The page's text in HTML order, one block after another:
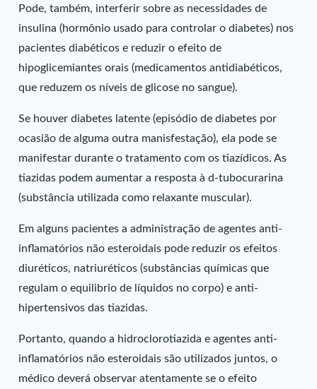
Pode, também, interferir sobre as necessidades de
insulina (hormônio usado para controlar o diabetes) nos
pacientes diabéticos e reduzir o efeito de
hipoglicemiantes orais (medicamentos antidiabéticos,
que reduzem os níveis de glicose no sangue).
Se houver diabetes latente (episódio de diabetes por
ocasião de alguma outra manisfestação), ela pode se
manifestar durante o tratamento com os tiazídicos. As
tiazidas podem aumentar a resposta à d-tubocurarina
(substância utilizada como relaxante muscular).
Em alguns pacientes a administração de agentes anti-
inflamatórios não esteroidais pode reduzir os efeitos
diuréticos, natriuréticos (substâncias químicas que
regulam o equilibrio de líquidos no corpo) e anti-
hipertensivos das tiazidas.
Portanto, quando a hidroclorotiazida e agentes anti-
inflamatórios não esteroidais são utilizados juntos, o
médico deverá observar atentamente se o efeito